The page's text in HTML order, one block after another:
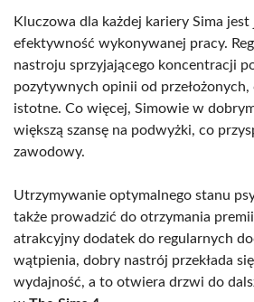
Kluczowa dla każdej kariery Sima jest
efektywność wykonywanej pracy.
nastroju sprzyjającego koncentracji
pozytywnych opinii od
istotne. Co więcej, Simowie w
większą szansę na podwyżki, co
zawodowy.
Utrzymywanie optymalnego stanu
także prowadzić do otrzymania
atrakcyjny dodatek do regularnych
wątpienia, dobry nastrój przekłada
wydajność, a to otwiera drzwi do